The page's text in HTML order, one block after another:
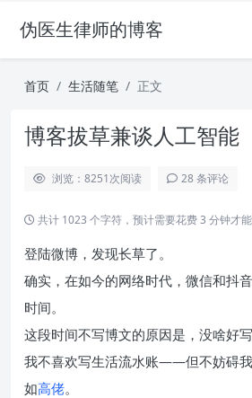
伪医生律师的博客
首页 生活随笔 正文
博客拔草兼谈人工智能
浏览：8251次阅读 28 条评论
共计 1023 个字符，预计需要花费 3 分钟才能
登陆微博，发现长草了。
确实，在如今的网络时代，微信和抖
时间。
这段时间不写博文的原因是，没啥好写
我不喜欢写生活流水账——但不妨碍
如高佬。